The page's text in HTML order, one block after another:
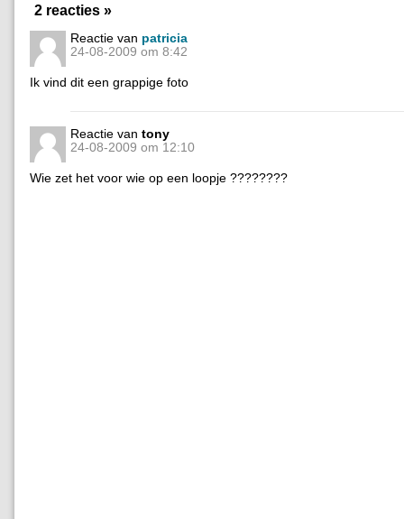
2 reacties »
Reactie van patricia
24-08-2009 om 8:42
Ik vind dit een grappige foto
Reactie van tony
24-08-2009 om 12:10
Wie zet het voor wie op een loopje ????????